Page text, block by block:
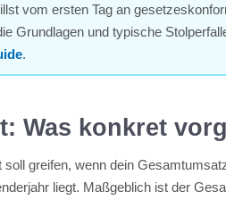
vom ersten Tag an
Grundlagen und typische
.
Was konkret
soll greifen, wenn dein
liegt. Maßgeblich ist der